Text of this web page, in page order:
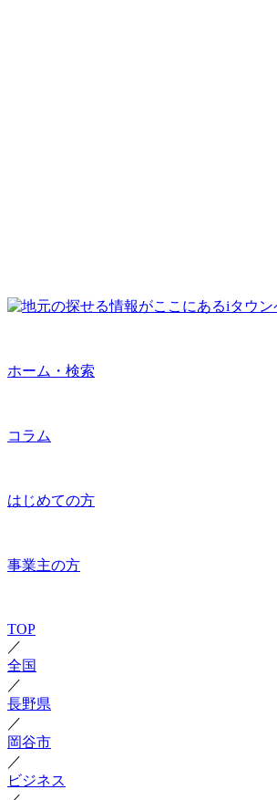
ホーム・検索
コラム
はじめての方
事業主の方
TOP
／
全国
／
長野県
／
岡谷市
／
ビジネス